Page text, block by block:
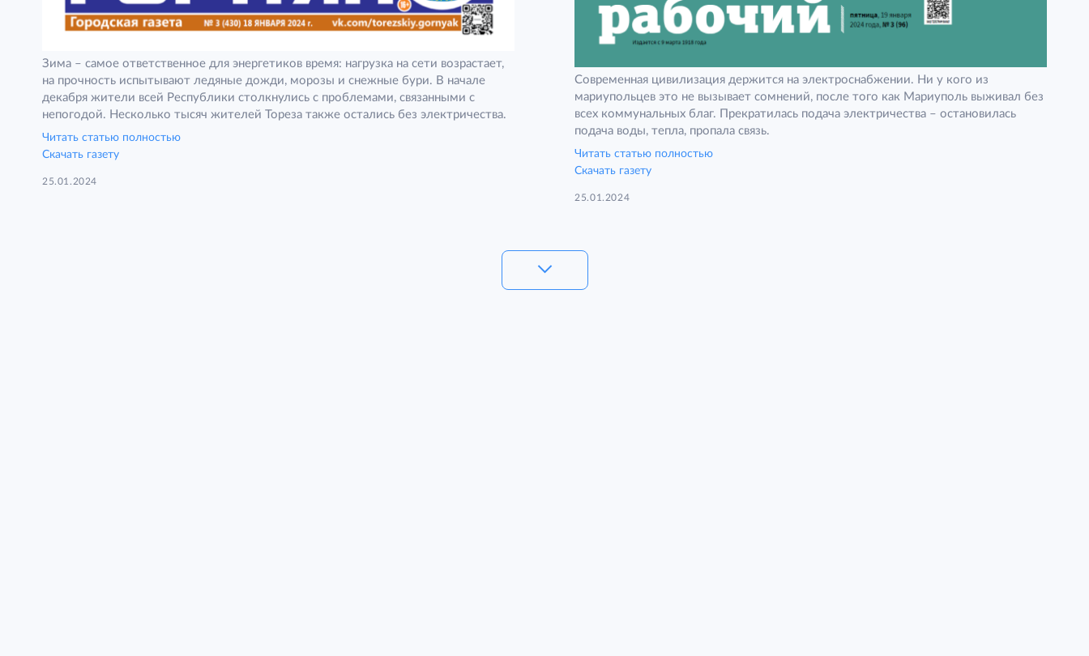
Зима – самое ответственное для энергетиков время: нагрузка на сети возрастает,
на прочность испытывают ледяные дожди, морозы и снежные бури. В начале
декабря жители всей Республики столкнулись с проблемами, связанными с
непогодой. Несколько тысяч жителей Тореза также остались без электричества.
Читать статью полностью
Скачать газету
25.01.2024
Современная цивилизация держится на электроснабжении. Ни у кого из
мариупольцев это не вызывает сомнений, после того как Мариуполь выживал без
всех коммунальных благ. Прекратилась подача электричества – остановилась
подача воды, тепла, пропала связь.
Читать статью полностью
Скачать газету
25.01.2024